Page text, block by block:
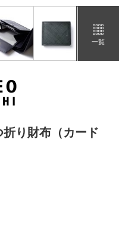
一覧
り財布（カード
ん。